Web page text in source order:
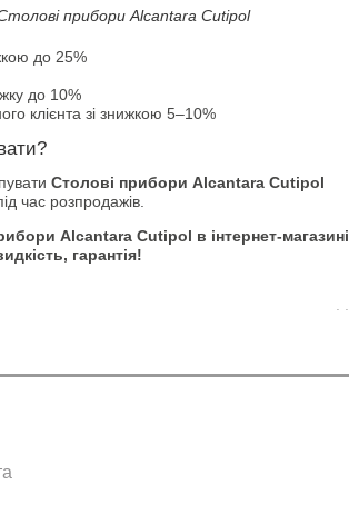
прибори Alcantara Cutipol
до 25%
до 10%
клієнта зі знижкою 5–10%
Столові прибори Alcantara Cutipol
час розпродажів.
Alcantara Cutipol в інтернет-магазині
гарантія!